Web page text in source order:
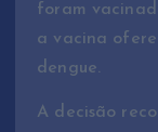
foram
a vacina
dengue.
A decisão